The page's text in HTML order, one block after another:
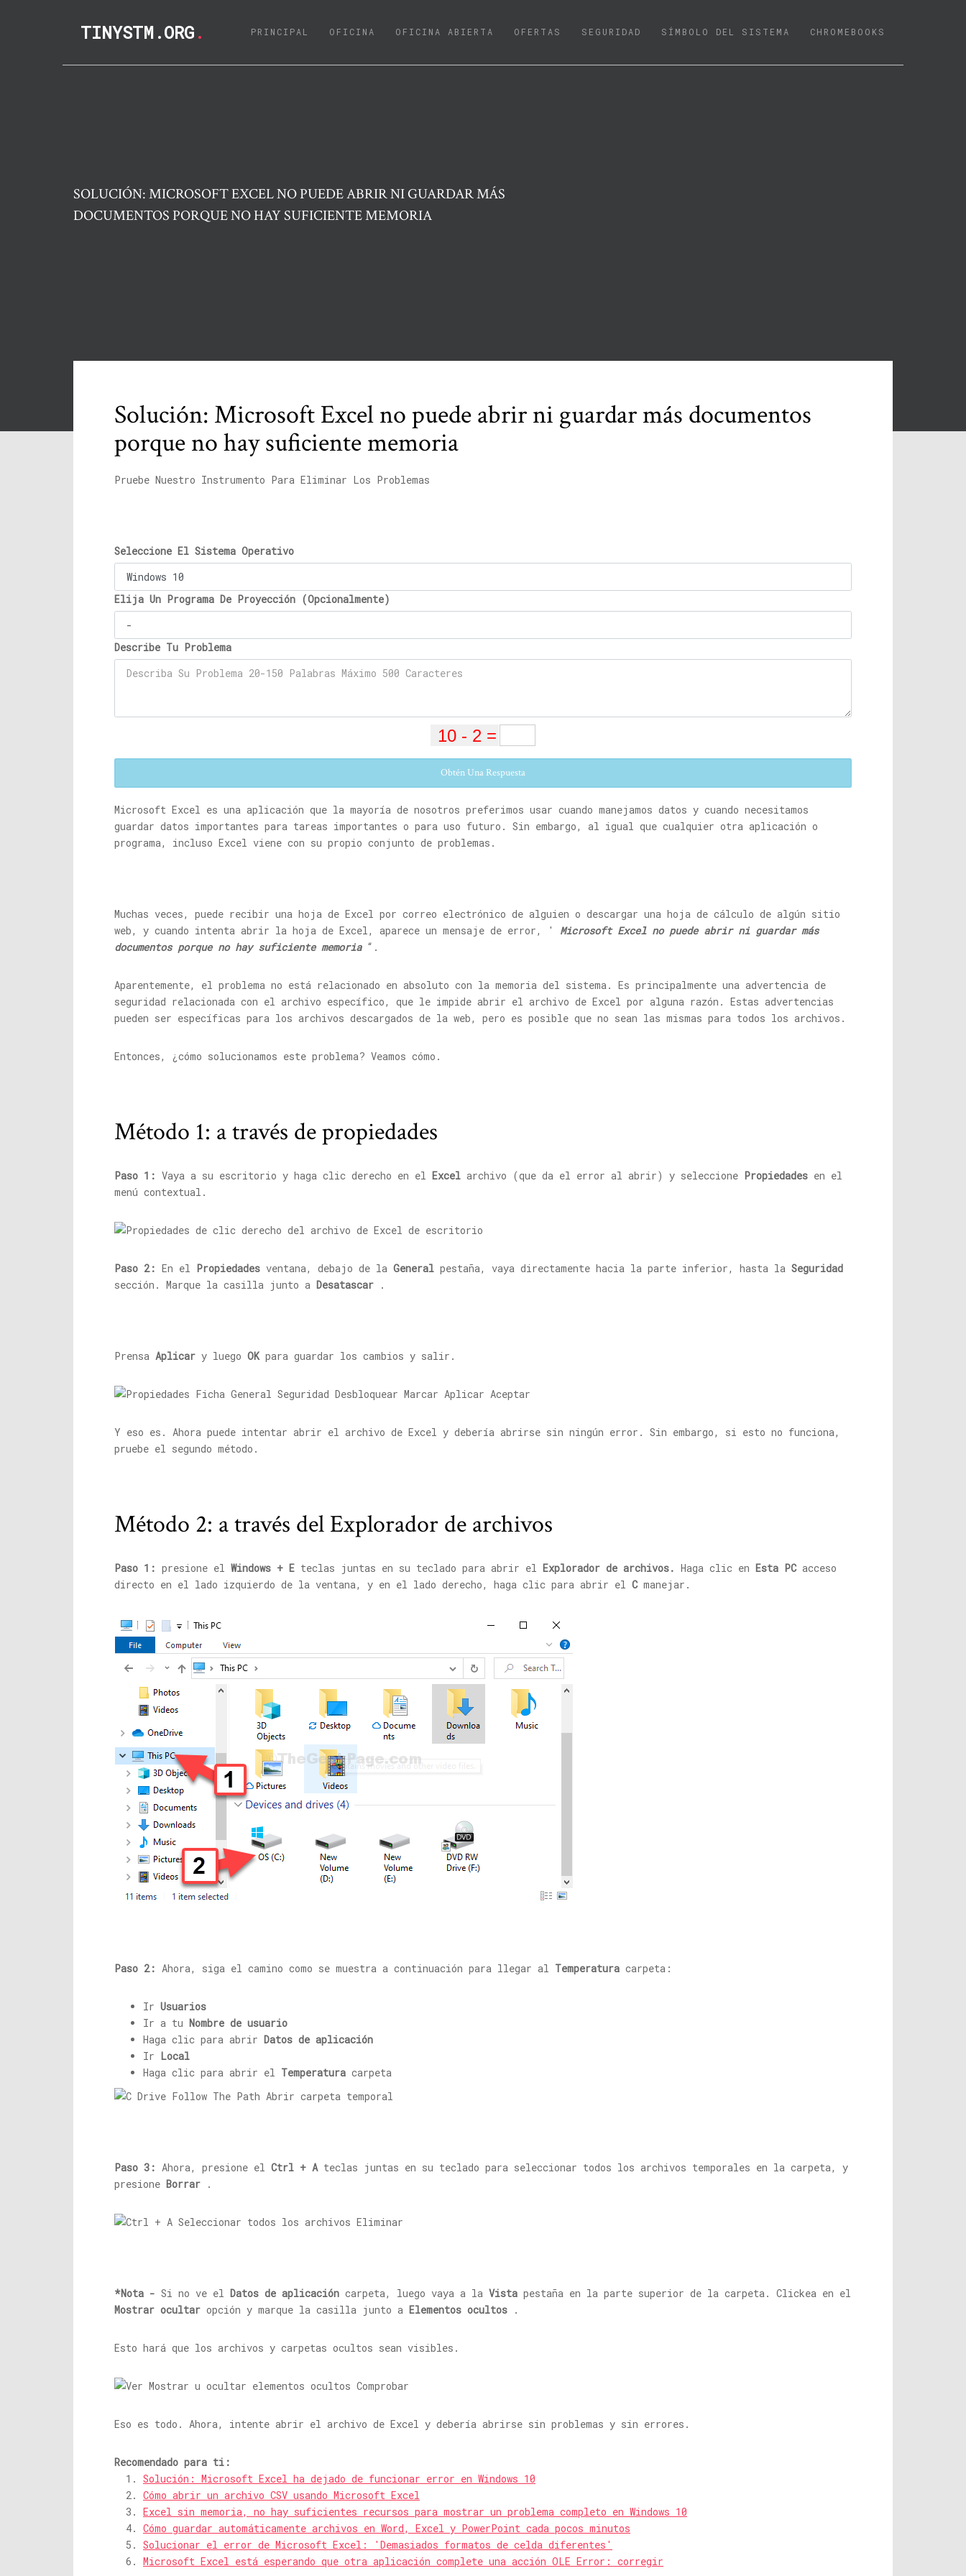
TINYSTM.ORG. PRINCIPAL (CURRENT)
OFICINA OFICINA ABIERTA OFERTAS SEGURIDAD SÍMBOLO DEL SISTEMA CHROMEBOOKS
SOLUCIÓN: MICROSOFT EXCEL NO PUEDE ABRIR NI GUARDAR MÁS
DOCUMENTOS PORQUE NO HAY SUFICIENTE MEMORIA
Solución: Microsoft Excel no puede abrir ni guardar más documentos
porque no hay suficiente memoria
Pruebe Nuestro Instrumento Para Eliminar Los Problemas
Seleccione El Sistema Operativo
Elija Un Programa De Proyección (Opcionalmente)
Describe Tu Problema
Obtén Una Respuesta
Microsoft Excel es una aplicación que la mayoría de nosotros preferimos usar cuando manejamos datos y cuando necesitamos
guardar datos importantes para tareas importantes o para uso futuro. Sin embargo, al igual que cualquier otra aplicación o
programa, incluso Excel viene con su propio conjunto de problemas.
Muchas veces, puede recibir una hoja de Excel por correo electrónico de alguien o descargar una hoja de cálculo de algún sitio
web, y cuando intenta abrir la hoja de Excel, aparece un mensaje de error, ' Microsoft Excel no puede abrir ni guardar más
documentos porque no hay suficiente memoria “.
Aparentemente, el problema no está relacionado en absoluto con la memoria del sistema. Es principalmente una advertencia de
seguridad relacionada con el archivo específico, que le impide abrir el archivo de Excel por alguna razón. Estas advertencias
pueden ser específicas para los archivos descargados de la web, pero es posible que no sean las mismas para todos los archivos.
Entonces, ¿cómo solucionamos este problema? Veamos cómo.
Método 1: a través de propiedades
Paso 1: Vaya a su escritorio y haga clic derecho en el Excel archivo (que da el error al abrir) y seleccione Propiedades en el
menú contextual.
Paso 2: En el Propiedades ventana, debajo de la General pestaña, vaya directamente hacia la parte inferior, hasta la Seguridad
sección. Marque la casilla junto a Desatascar .
Prensa Aplicar y luego OKpara guardar los cambios y salir.
Y eso es. Ahora puede intentar abrir el archivo de Excel y debería abrirse sin ningún error. Sin embargo, si esto no funciona,
pruebe el segundo método.
Método 2: a través del Explorador de archivos
Paso 1: presione el Windows + E teclas juntas en su teclado para abrir el Explorador de archivos. Haga clic en Esta PCacceso
directo en el lado izquierdo de la ventana, y en el lado derecho, haga clic para abrir el Cmanejar.
Paso 2: Ahora, siga el camino como se muestra a continuación para llegar al Temperatura carpeta:
Ir Usuarios
Ir a tu Nombre de usuario
Haga clic para abrir Datos de aplicación
Ir Local
Haga clic para abrir el Temperatura carpeta
Paso 3: Ahora, presione el Ctrl + Ateclas juntas en su teclado para seleccionar todos los archivos temporales en la carpeta, y
presione Borrar .
*Nota - Si no ve el Datos de aplicación carpeta, luego vaya a la Vista pestaña en la parte superior de la carpeta. Clickea en el
Mostrar ocultar opción y marque la casilla junto a Elementos ocultos .
Esto hará que los archivos y carpetas ocultos sean visibles.
Eso es todo. Ahora, intente abrir el archivo de Excel y debería abrirse sin problemas y sin errores.
Recomendado para ti:
Solución: Microsoft Excel ha dejado de funcionar error en Windows 10
Cómo abrir un archivo CSV usando Microsoft Excel
Excel sin memoria, no hay suficientes recursos para mostrar un problema completo en Windows 10
Cómo guardar automáticamente archivos en Word, Excel y PowerPoint cada pocos minutos
Solucionar el error de Microsoft Excel: 'Demasiados formatos de celda diferentes'
Microsoft Excel está esperando que otra aplicación complete una acción OLE Error: corregir